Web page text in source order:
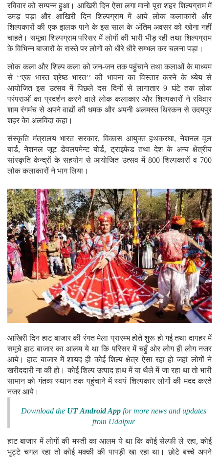
रविवार को सम्पन्न हुआ। आखिरी दिन ऐसा लगा मानो पूरा शहर शिल्पग्राम में
उमड़ पड़ा और आखिरी दिन शिल्पग्राम में आये लोक कलाकारों और
शिल्पकारों की एक झलक पाने के इस साल के अंतिम अवसर को खोना नहीं
चाहते। समूचा शिल्पग्राम परिसर में लोगों की भारी भीड़ रही तथा शिल्पग्राम
के विभिन्न बाजारों के रास्ते पर लोगों को धीरे धीरे सम्भल कर चलना पड़ा।
लोक कला और शिल्प कला को जन-जन तक पहुंचाने तथा कलाओं के माध्यम
से ‘‘एक भारत श्रेष्ठ भारत’’ की भावना का विस्तार करने के ध्येय से
आयोजित इस उत्सव में पिछले दस दिनों से लागातार 9 घंटे तक लोक
परंपराओं का प्रदर्शन करने वाले लोक कलाकार और शिल्पकारोें ने रविवार
शाम रंगमंच से अपने वाद्यों की धमक और अपनी अलमस्त थिरकन से उदयपुर
शहर केा अलविदा कहा।
संस्कृति मंत्रालय भारत सरकार, विकास आयुक्त हथकरघा, नेशनल वूल
बार्ड, नेशनल जूट डेवलपमेन्ट बोर्ड, ट्राइफेड तथा देश के अन्य क्षेत्रीय
सांस्कृति केन्द्रों के सहयोग से आयोजित उत्सव में 800 शिल्पकारों व 700
लोक कलाकारों ने भाग लिया।
आखिरी दिन हाट बाजार की रंगत मेला प्रारम्भ होते शुरू हो गई तथा दापहर में
समूचे हाट बाजार का आलम ये था कि परिसर में चहुँ ओर लोग ही लोग नजर
आये। हाट बाजार में शायद ही कोई शिल्प क्षेत्र ऐसा रहा हो जहां लोगों ने
खरीददारी ना की हो। कोई शिल्प उत्पाद हाथ में या थैले में जा रहा था तो भारी
सामान को गंतव्य स्थान तक पहुंचाने में स्वयं शिल्पकार लोगों की मदद करते
नजर आये।
Download the UT Android App for more news and updates
from Udaipur
हाट बाजार में लोगों की मस्ती का आलम ये था कि कोई सेल्फी ले रहा, कोई
भुट्टे चगल रहा तो कोई मक्की की पापड़ी खा रहा था। छोटे बच्चे अपने